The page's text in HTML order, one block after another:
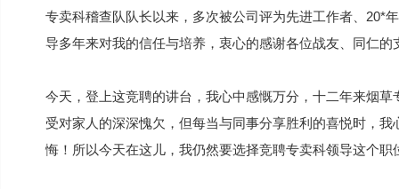
专卖科稽查队队长以来，多次被公司评为先进工作者、20*
导多年来对我的信任与培养，衷心的感谢各位战友、同仁的
今天，登上这竞聘的讲台，我心中感慨万分，十二年来烟
受对家人的深深愧欠，但每当与同事分享胜利的喜悦时，
悔！所以今天在这儿，我仍然要选择竞聘专卖科领导这个职